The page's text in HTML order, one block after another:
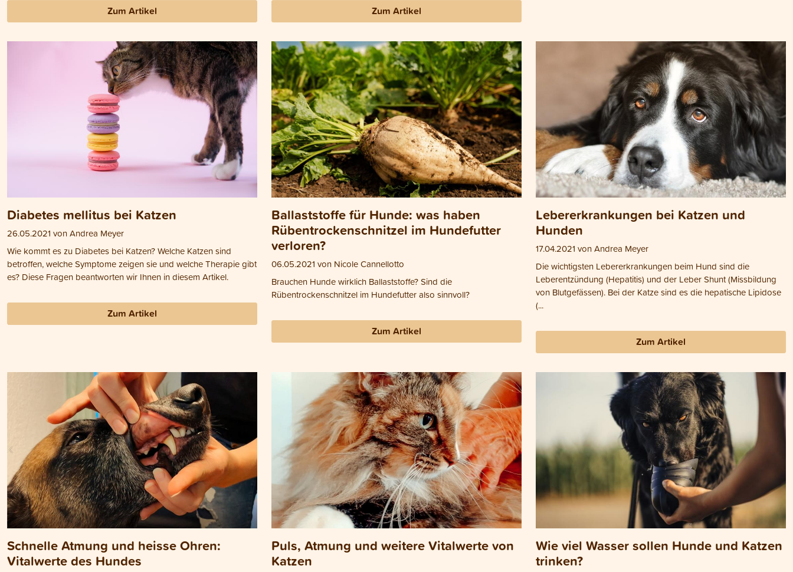
Zum Artikel Zum Artikel
Diabetes mellitus bei Katzen
26.05.2021 von Andrea Meyer
Wie kommt es zu Diabetes bei Katzen? Welche Katzen sind
betroffen, welche Symptome zeigen sie und welche Therapie gibt
es? Diese Fragen beantworten wir Ihnen in diesem Artikel.
Zum Artikel
Ballaststoffe für Hunde: was haben
Rübentrockenschnitzel im Hundefutter
verloren?
06.05.2021 von Nicole Cannellotto
Brauchen Hunde wirklich Ballaststoffe? Sind die
Rübentrockenschnitzel im Hundefutter also sinnvoll?
Zum Artikel
Lebererkrankungen bei Katzen und
Hunden
17.04.2021 von Andrea Meyer
Die wichtigsten Lebererkrankungen beim Hund sind die
Leberentzündung (Hepatitis) und der Leber Shunt (Missbildung
von Blutgefässen). Bei der Katze sind es die hepatische Lipidose
(...
Zum Artikel
Schnelle Atmung und heisse Ohren:
Vitalwerte des Hundes
Puls, Atmung und weitere Vitalwerte von
Katzen
Wie viel Wasser sollen Hunde und Katzen
trinken?